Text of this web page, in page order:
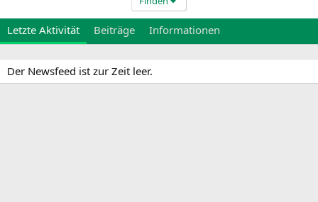
Letzte Aktivität Beiträge Informationen
Der Newsfeed ist zur Zeit leer.